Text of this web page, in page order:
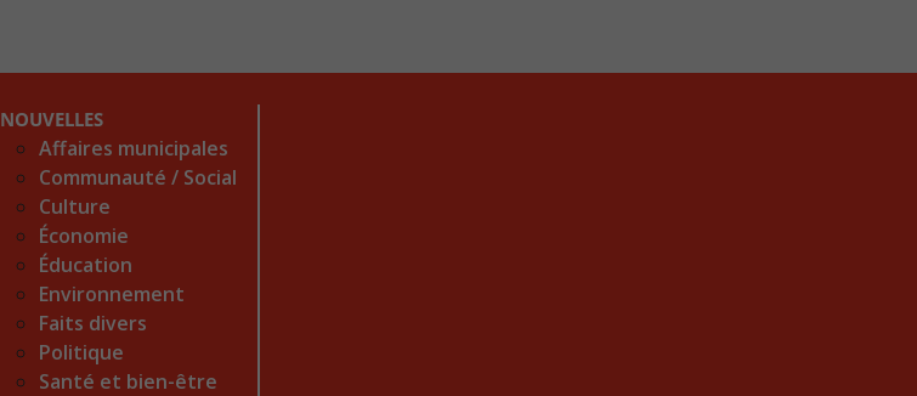
NOUVELLES
Affaires municipales
Communauté / Social
Culture
Économie
Éducation
Environnement
Faits divers
Politique
Santé et bien-être